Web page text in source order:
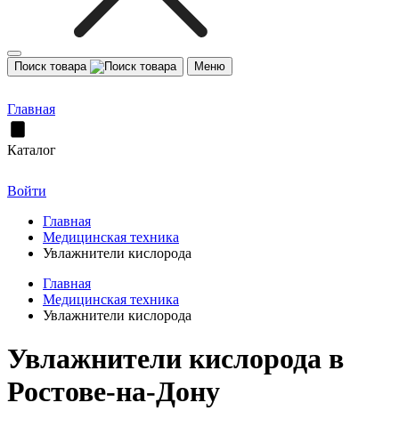
Поиск товара Меню
Главная
Каталог
Войти
Главная
Медицинская техника
Увлажнители кислорода
Главная
Медицинская техника
Увлажнители кислорода
Увлажнители кислорода в
Ростове-на-Дону